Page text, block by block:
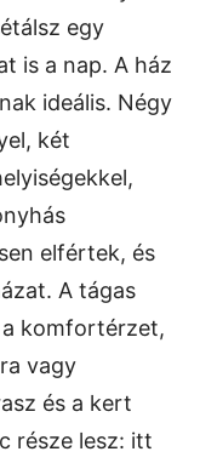
egy
is a nap. A ház
ideális. Négy
két
elfértek, és
A tágas
komfortérzet,
vagy
és a kert
része lesz: itt